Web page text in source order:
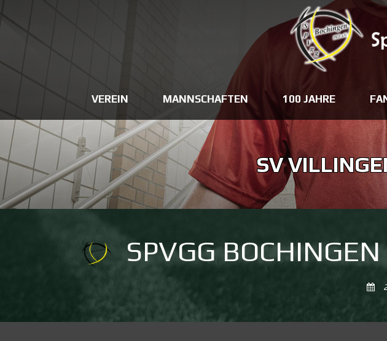
VEREIN MANNSCHAFTEN 100 JAHRE
SV
SPVGG BOCHINGEN